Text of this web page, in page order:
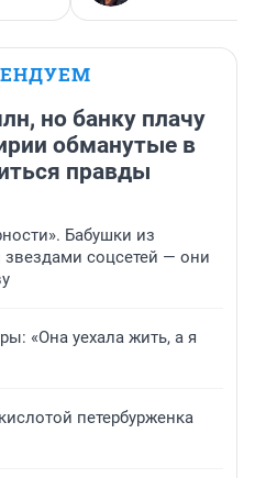
но банку плачу
обманутые в
правды
Бабушки из
звездами соцсетей — они
«Она уехала жить, а я
петербурженка